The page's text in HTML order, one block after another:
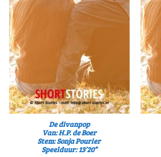
De divanpop
Van: H.P. de Boer
Stem: Sonja Pourier
Speelduur: 13’20”